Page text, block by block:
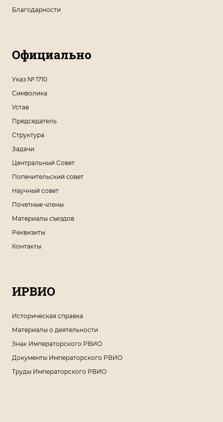
Благодарности
Официально
Указ № 1710
Символика
Устав
Председатель
Структура
Задачи
Центральный Совет
Попечительский совет
Научный совет
Почетные члены
Материалы съездов
Реквизиты
Контакты
ИРВИО
Историческая справка
Материалы о деятельности
Знак Императорского РВИО
Документы Императорского РВИО
Труды Императорского РВИО